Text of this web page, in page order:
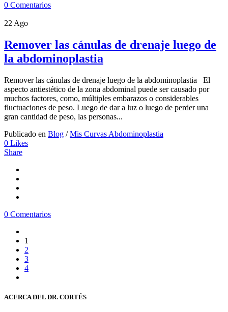
0 Comentarios
22 Ago
Remover las cánulas de drenaje luego de
la abdominoplastia
Remover las cánulas de drenaje luego de la abdominoplastia El
aspecto antiestético de la zona abdominal puede ser causado por
muchos factores, como, múltiples embarazos o considerables
fluctuaciones de peso. Luego de dar a luz o luego de perder una
gran cantidad de peso, las personas...
Publicado en Blog /Mis Curvas Abdominoplastia
0 Likes
Share
0 Comentarios
1
2
3
4
ACERCA DEL DR. CORTÉS